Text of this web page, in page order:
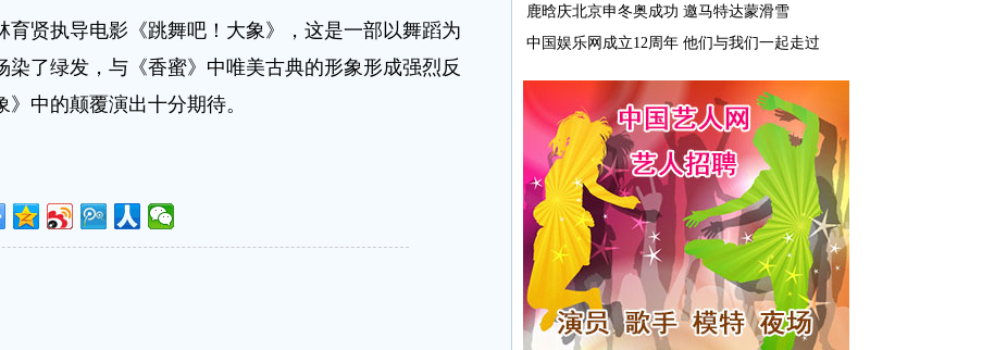
贤执导电影《跳舞吧！大象》，这是一部以舞蹈为
了绿发，与《香蜜》中唯美古典的形象形成强烈反
中的颠覆演出十分期待。